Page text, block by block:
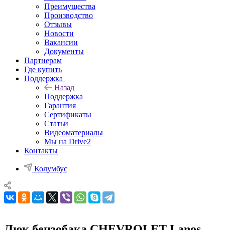
Преимущества
Производство
Отзывы
Новости
Вакансии
Документы
Партнерам
Где купить
Поддержка
Назад
Поддержка
Гарантия
Сертификаты
Статьи
Видеоматериалы
Мы на Drive2
Контакты
Колумбус